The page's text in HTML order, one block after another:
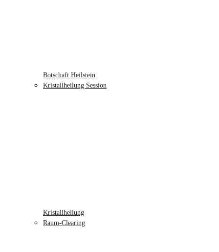
Botschaft Heilstein
Kristallheilung Session
Kristallheilung
Raum-Clearing